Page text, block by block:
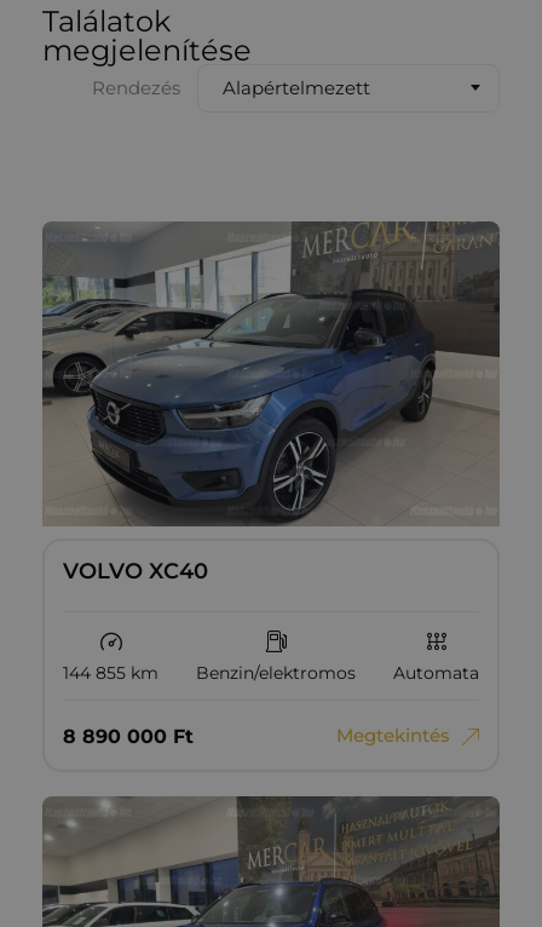
Találatok
megjelenítése
Rendezés Alapértelmezett
VOLVO XC40
144 855 km Benzin/elektromos Automata
8‏‏‎ ‎890‏‏‎ ‎000 Ft Megtekintés